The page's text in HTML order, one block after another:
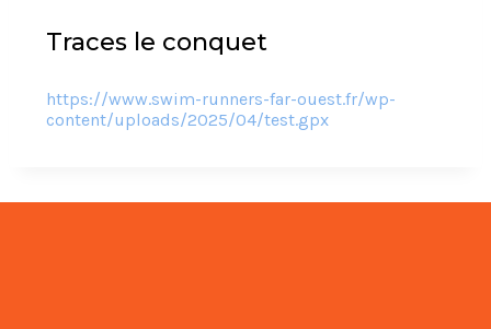
Traces le conquet
https://www.swim-runners-far-ouest.fr/wp-
content/uploads/2025/04/test.gpx